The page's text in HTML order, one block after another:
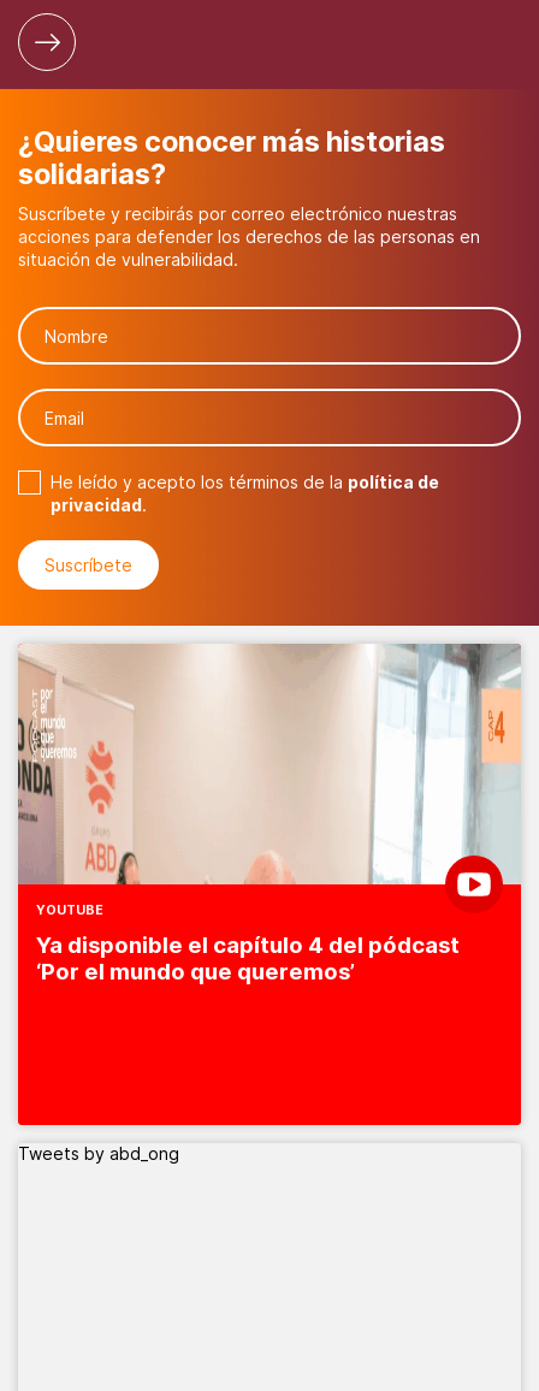
¿Quieres conocer más historias
solidarias?
Suscríbete y recibirás por correo electrónico nuestras
acciones para defender los derechos de las personas en
situación de vulnerabilidad.
He leído y acepto los términos de la política de
privacidad .
YOUTUBE
Ya disponible el capítulo 4 del pódcast
‘Por el mundo que queremos’
Tweets by abd_ong